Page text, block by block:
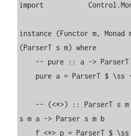
import
instance (Functor m, Monad
(ParserT s m) where
s m a -> Parser s m b